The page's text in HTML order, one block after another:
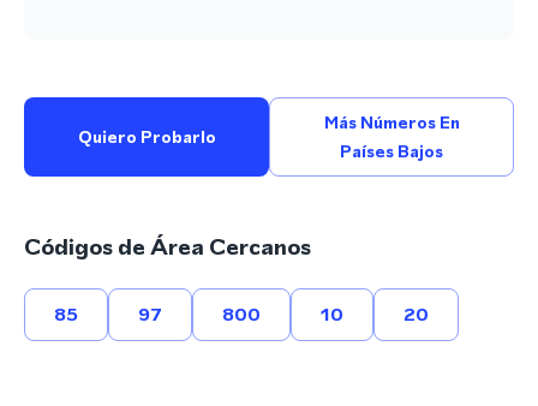
Quiero Probarlo
Más Números En
Países Bajos
Códigos de Área Cercanos
85 97 800 10 20